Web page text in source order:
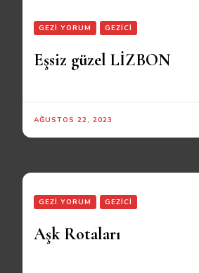
GEZİ YORUM GEZİCI
Eşsiz güzel LİZBON
AĞUSTOS 22, 2023
GEZİ YORUM GEZİCI
Aşk Rotaları